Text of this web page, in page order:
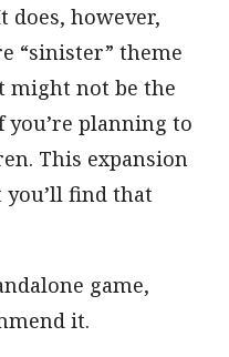
however,
“sinister” theme
might not be the
you’re planning to
This expansion
you’ll find that
game,
it.